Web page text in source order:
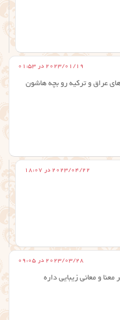
2023/01/19 در 01:53
عراق و ترکیه رو بچه هاشون
2023/04/22 در 18:07
2023/03/28 در 09:05
و معانی زیبایی داره